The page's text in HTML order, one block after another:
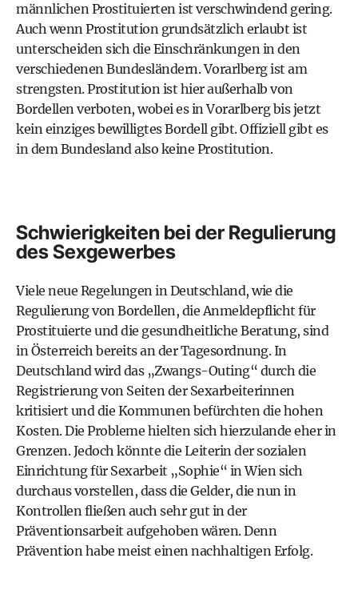
männlichen Prostituierten ist verschwindend gering.
Auch wenn Prostitution grundsätzlich erlaubt ist
unterscheiden sich die Einschränkungen in den
verschiedenen Bundesländern. Vorarlberg ist am
strengsten. Prostitution ist hier außerhalb von
Bordellen verboten, wobei es in Vorarlberg bis jetzt
kein einziges bewilligtes Bordell gibt. Offiziell gibt es
in dem Bundesland also keine Prostitution.
Schwierigkeiten bei der Regulierung
des Sexgewerbes
Viele neue Regelungen in Deutschland, wie die
Regulierung von Bordellen, die Anmeldepflicht für
Prostituierte und die gesundheitliche Beratung, sind
in Österreich bereits an der Tagesordnung. In
Deutschland wird das „Zwangs-Outing“ durch die
Registrierung von Seiten der Sexarbeiterinnen
kritisiert und die Kommunen befürchten die hohen
Kosten. Die Probleme hielten sich hierzulande eher in
Grenzen. Jedoch könnte die Leiterin der sozialen
Einrichtung für Sexarbeit „Sophie“ in Wien sich
durchaus vorstellen, dass die Gelder, die nun in
Kontrollen fließen auch sehr gut in der
Präventionsarbeit aufgehoben wären. Denn
Prävention habe meist einen nachhaltigen Erfolg.